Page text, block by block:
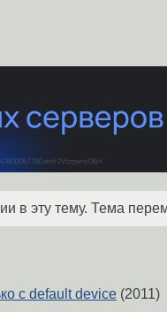
в эту тему. Тема
с default device (2011)